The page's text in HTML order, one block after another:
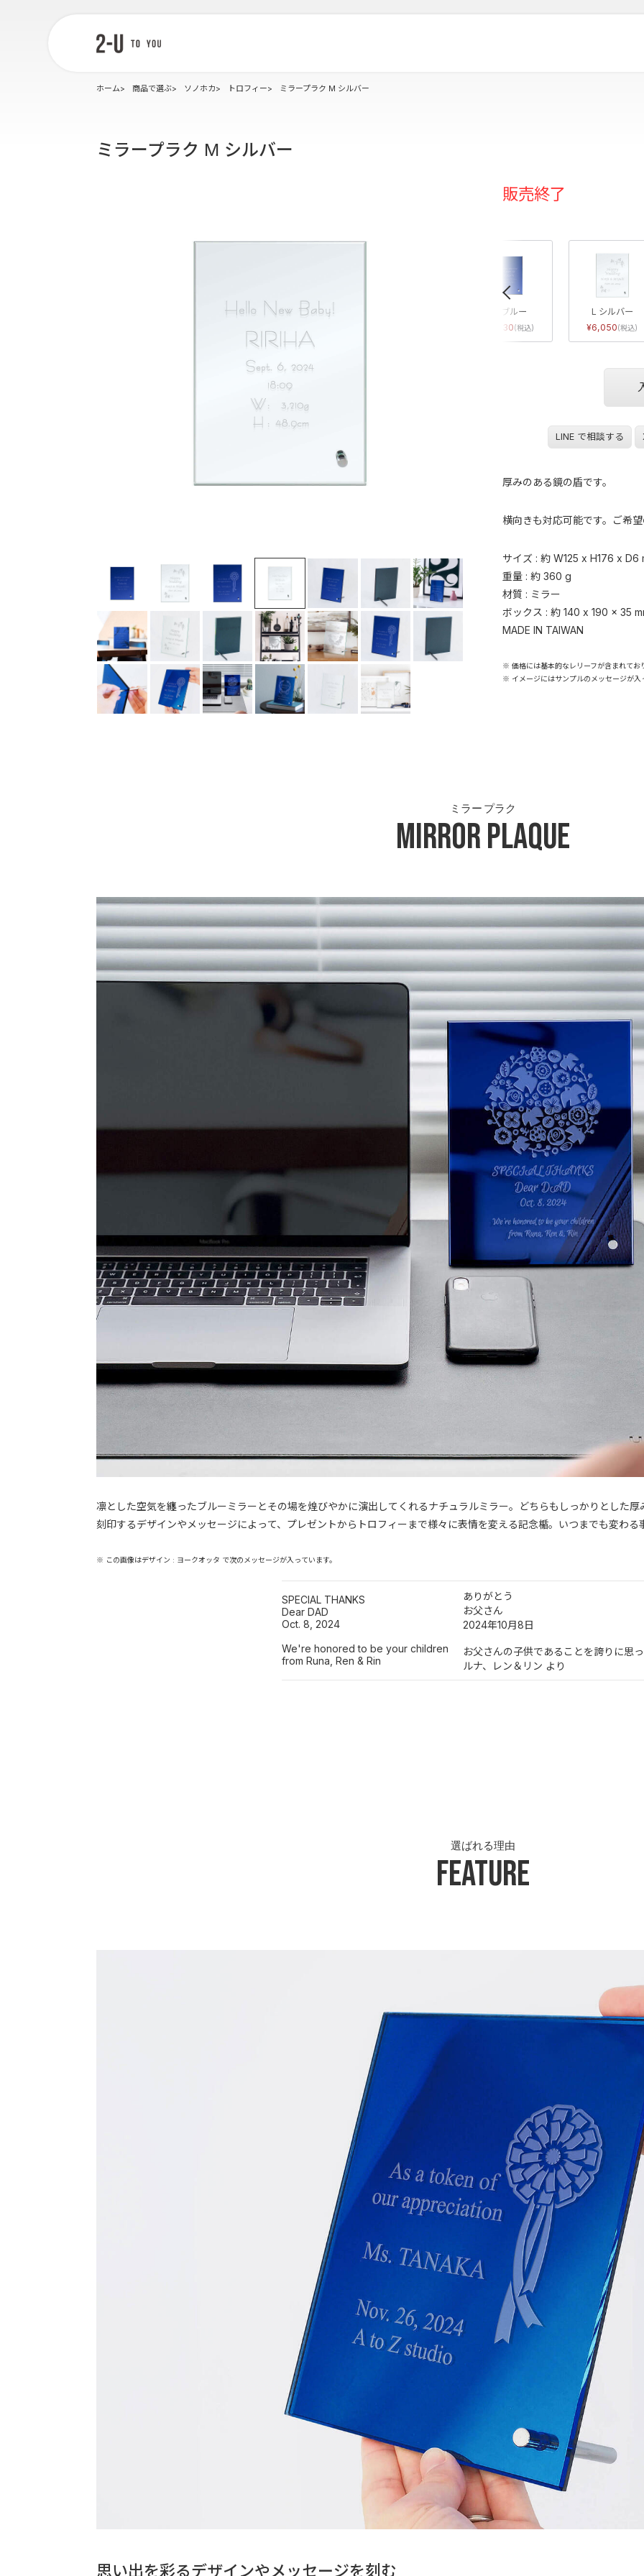
ホーム 商品で選ぶ ソノホカ トロフィー ミラープラク M シルバー
ミラープラク M シルバー
販売終了
M ブルー
4,730
L シルバー
6,050
LINE で相談する
厚みのある鏡の盾です。
横向きも対応可能です。ご希
サイズ : 約 W125 x H176 x D6
重量 : 約 360 g
材質 : ミラー
ボックス : 約 140 x 190 x 35
MADE IN TAIWAN
※ 価格には基本的なレリーフが含まれてお
※ イメージにはサンプルのメッセージが入
Mirror Plaque
ミラー プラク
凛とした空気を纏ったブルーミラーとその場を煌びやかに演出してくれるナチュラルミラー。どちらもしっかりとした
刻印するデザインやメッセージによって、プレゼントからトロフィーまで様々に表情を変える記念楯。いつまでも変わ
※ この画像はデザイン : ヨークオッタ で次のメッセージが入っています。
SPECIAL THANKS
Dear DAD
Oct. 8, 2024
We're honored to be your children
from Runa, Ren & Rin
ありがとう
お父さん
2024年10月8日
お父さんの子供であることを誇りに思
ルナ、レン＆リン より
Feature
選ばれる理由
思い出を彩るデザインやメッセージを刻む